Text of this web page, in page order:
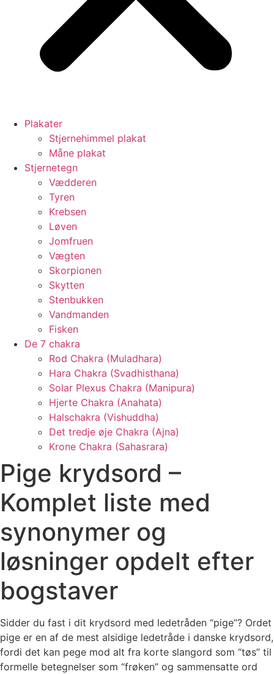
Plakater
Stjernehimmel plakat
Måne plakat
Stjernetegn
Vædderen
Tyren
Krebsen
Løven
Jomfruen
Vægten
Skorpionen
Skytten
Stenbukken
Vandmanden
Fisken
De 7 chakra
Rod Chakra (Muladhara)
Hara Chakra (Svadhisthana)
Solar Plexus Chakra (Manipura)
Hjerte Chakra (Anahata)
Halschakra (Vishuddha)
Det tredje øje Chakra (Ajna)
Krone Chakra (Sahasrara)
Pige krydsord –
Komplet liste med
synonymer og
løsninger opdelt efter
bogstaver
Sidder du fast i dit krydsord med ledetråden “pige”? Ordet
pige er en af de mest alsidige ledetråde i danske krydsord,
fordi det kan pege mod alt fra korte slangord som “tøs” til
formelle betegnelser som “frøken” og sammensatte ord